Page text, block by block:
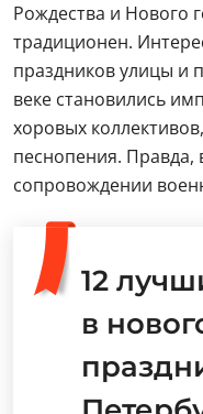
Рождества и Нового
традиционен.
праздников улицы и
веке становились
хоровых
песнопения. Правда,
сопровождении
12
в